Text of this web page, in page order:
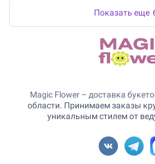
Показать еще
Magic Flower – доставка
области. Принимаем заказы
уникальным стилем от